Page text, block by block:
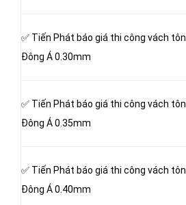
✅ Tiến Phát báo giá thi công vách tôn
Đông Á 0.30mm
✅ Tiến Phát báo giá thi công vách tôn
Đông Á 0.35mm
✅ Tiến Phát báo giá thi công vách tôn
Đông Á 0.40mm